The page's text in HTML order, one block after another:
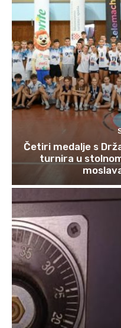
Četiri medalje s
turnira u